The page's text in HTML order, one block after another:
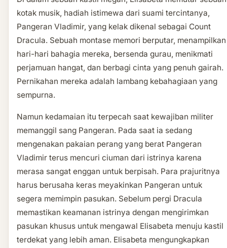
kotak musik, hadiah istimewa dari suami tercintanya,
Pangeran Vladimir, yang kelak dikenal sebagai Count
Dracula. Sebuah montase memori berputar, menampilkan
hari-hari bahagia mereka, bersenda gurau, menikmati
perjamuan hangat, dan berbagi cinta yang penuh gairah.
Pernikahan mereka adalah lambang kebahagiaan yang
sempurna.
Namun kedamaian itu terpecah saat kewajiban militer
memanggil sang Pangeran. Pada saat ia sedang
mengenakan pakaian perang yang berat Pangeran
Vladimir terus mencuri ciuman dari istrinya karena
merasa sangat enggan untuk berpisah. Para prajuritnya
harus berusaha keras meyakinkan Pangeran untuk
segera memimpin pasukan. Sebelum pergi Dracula
memastikan keamanan istrinya dengan mengirimkan
pasukan khusus untuk mengawal Elisabeta menuju kastil
terdekat yang lebih aman. Elisabeta mengungkapkan